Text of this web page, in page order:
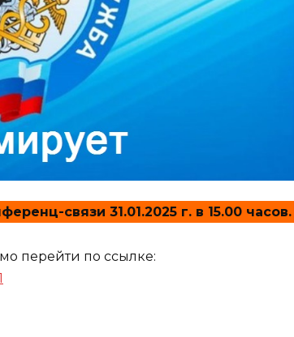
связи 31.01.2025 г. в 15.00 часов.
перейти по ссылке: